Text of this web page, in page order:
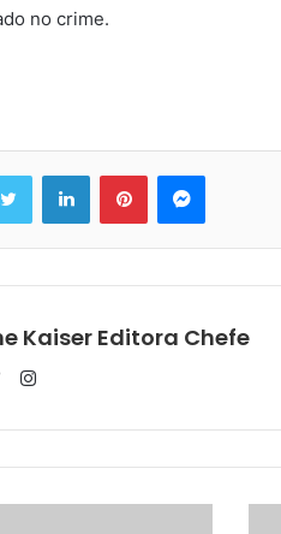
no crime.
Twitter LinkedinPinterestMessenger
Kaiser Editora Chefe
Instagram